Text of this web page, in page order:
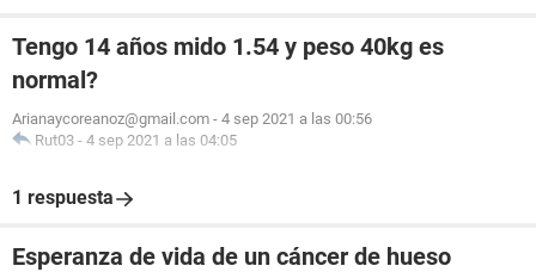
Tengo 14 años mido 1.54 y peso 40kg es
normal?
Arianaycoreanoz@gmail.com - 4 sep 2021 a las 00:56
Rut03 - 4 sep 2021 a las 04:05
1 respuesta
Esperanza de vida de un cáncer de hueso